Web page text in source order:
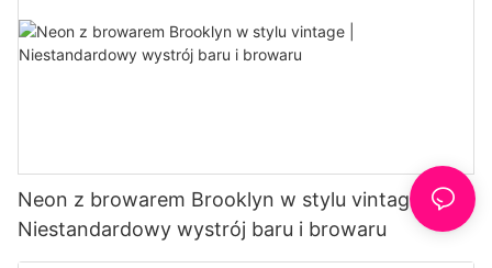
Neon z browarem Brooklyn w stylu vintage |
Niestandardowy wystrój baru i browaru